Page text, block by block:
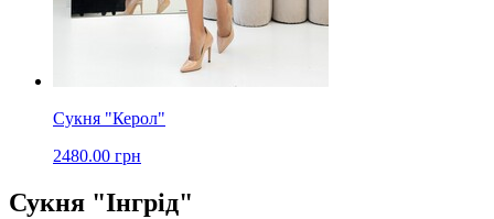
Сукня "Керол"
2480.00 грн
Сукня "Інгрід"